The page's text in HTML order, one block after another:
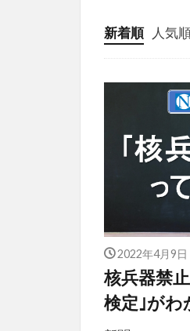
新着順 人気
2022年4月9日
核兵器禁
検定｣がわ